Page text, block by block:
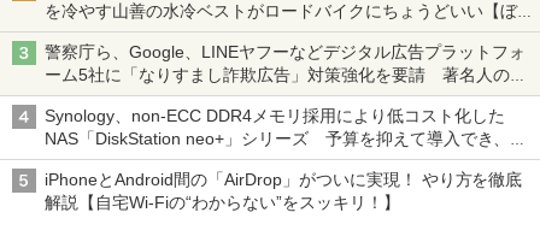
を冷やす山善の水冷ベストがロードバイクにちょうどいい【ぼっ
ち・ざ・ろーど！その14】【空いた時間でなにしてる？】
警察庁ら、Google、LINEヤフーなどデジタル広告プラットフォ
ーム5社に「なりすまし詐欺広告」対策強化を要請 著名人の写
真や映像を使った投資詐欺などへの対策として
Synology、non-ECC DDR4メモリ採用により低コスト化した
NAS「DiskStation neo+」シリーズ 予算を抑えて導入でき、
ECCメモリへのアップグレードも可能
iPhoneとAndroid間の「AirDrop」がついに実現！ やり方を徹底
解説【自宅Wi-Fiの“わからない”をスッキリ！】